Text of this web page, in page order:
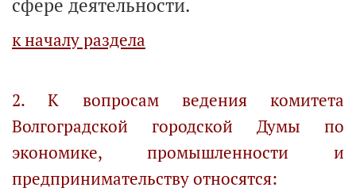
сфере деятельности.
к началу раздела
2. К вопросам ведения комитета
Волгоградской городской Думы по
экономике, промышленности и
предпринимательству относятся: